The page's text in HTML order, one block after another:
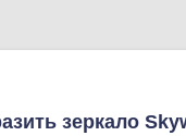
зеркало